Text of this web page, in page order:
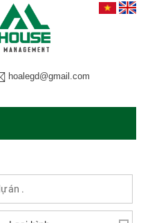
hoalegd@gmail.com